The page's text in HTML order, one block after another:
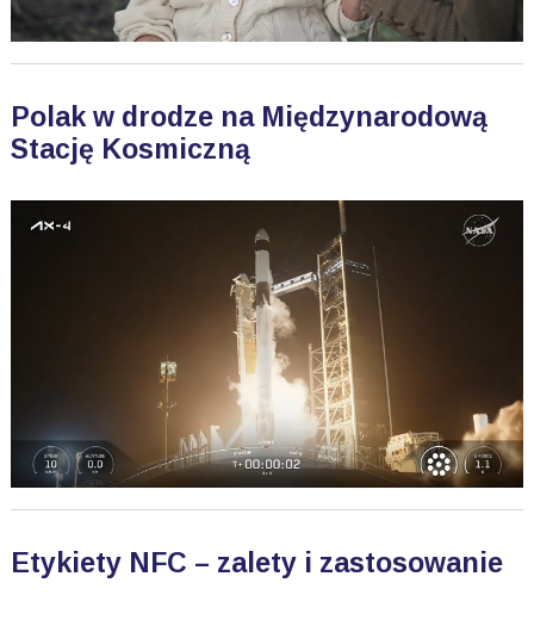
Polak w drodze na Międzynarodową
Stację Kosmiczną
Etykiety NFC – zalety i zastosowanie